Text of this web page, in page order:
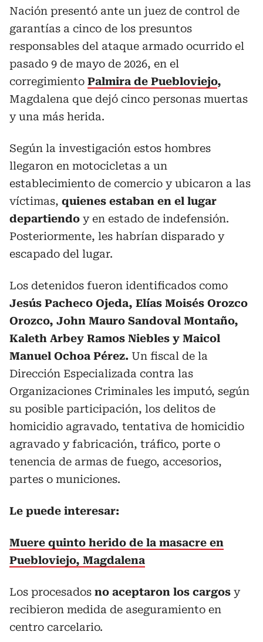
Nación presentó ante un juez de control de
garantías a cinco de los presuntos
responsables del ataque armado ocurrido el
pasado 9 de mayo de 2026, en el
corregimiento Palmira de Puebloviejo,
Magdalena que dejó cinco personas muertas
y una más herida.
Según la investigación estos hombres
llegaron en motocicletas a un
establecimiento de comercio y ubicaron a las
víctimas, quienes estaban en el lugar
departiendo y en estado de indefensión.
Posteriormente, les habrían disparado y
escapado del lugar.
Los detenidos fueron identificados como
Jesús Pacheco Ojeda, Elías Moisés Orozco
Orozco, John Mauro Sandoval Montaño,
Kaleth Arbey Ramos Niebles y Maicol
Manuel Ochoa Pérez. Un fiscal de la
Dirección Especializada contra las
Organizaciones Criminales les imputó, según
su posible participación, los delitos de
homicidio agravado, tentativa de homicidio
agravado y fabricación, tráfico, porte o
tenencia de armas de fuego, accesorios,
partes o municiones.
Le puede interesar:
Muere quinto herido de la masacre en
Puebloviejo, Magdalena
Los procesados no aceptaron los cargos y
recibieron medida de aseguramiento en
centro carcelario.